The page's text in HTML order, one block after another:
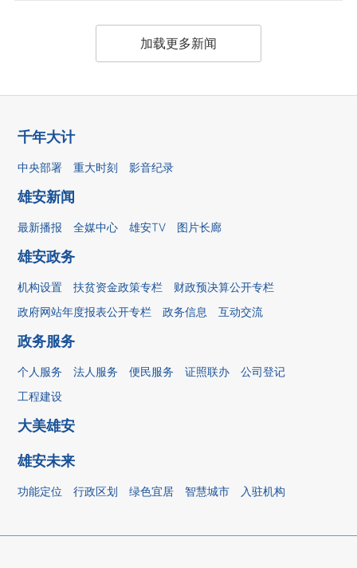
加载更多新闻
千年大计
中央部署 重大时刻 影音纪录
雄安新闻
最新播报 全媒中心 雄安TV 图片长廊
雄安政务
机构设置 扶贫资金政策专栏
财政预决算公开专栏
政府网站年度报表公开专栏
政务信息 互动交流
政务服务
个人服务 法人服务 便民服务 证照联办
公司登记
工程建设
大美雄安
雄安未来
功能定位 行政区划 绿色宜居 智慧城市 入驻机构